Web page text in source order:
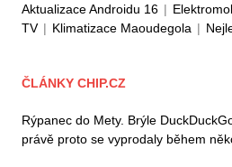
Aktualizace Androidu 16 |
TV | Klimatizace Maoudegola |
ČLÁNKY CHIP.CZ
Rýpanec do Mety. Brýle
právě proto se vyprodaly během